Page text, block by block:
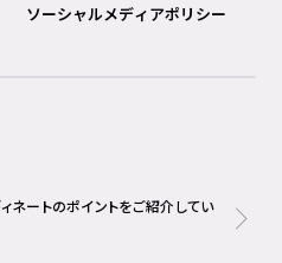
ソーシャルメディアポリシー
ネートのポイントをご紹介してい